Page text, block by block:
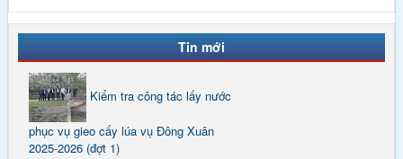
Tin mới
Kiểm tra công tác lấy nước
phục vụ gieo cấy lúa vụ Đông Xuân
2025-2026 (đợt 1)